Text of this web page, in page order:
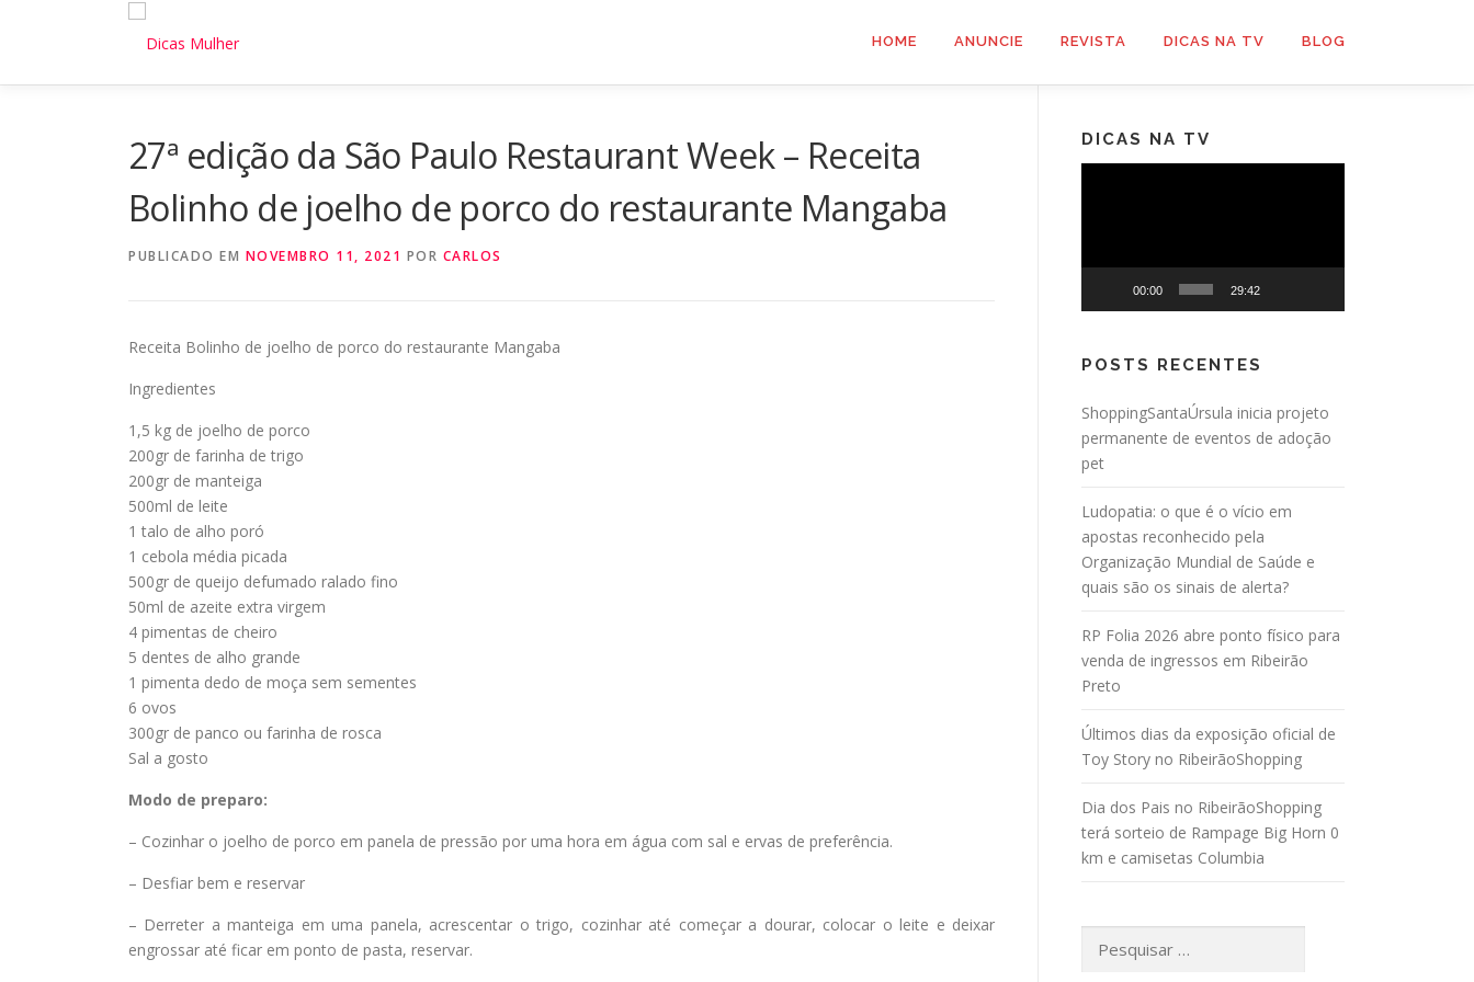
conteúdo
HOME ANUNCIE REVISTA DICAS NA TV BLOG
27ª edição da São Paulo Restaurant Week – Receita
Bolinho de joelho de porco do restaurante Mangaba
PUBLICADO EM NOVEMBRO 11, 2021 POR CARLOS
Receita Bolinho de joelho de porco do restaurante Mangaba
Ingredientes
1,5 kg de joelho de porco
200gr de farinha de trigo
200gr de manteiga
500ml de leite
1 talo de alho poró
1 cebola média picada
500gr de queijo defumado ralado fino
50ml de azeite extra virgem
4 pimentas de cheiro
5 dentes de alho grande
1 pimenta dedo de moça sem sementes
6 ovos
300gr de panco ou farinha de rosca
Sal a gosto
Modo de preparo:
– Cozinhar o joelho de porco em panela de pressão por uma hora em água com sal e ervas de preferência.
– Desfiar bem e reservar
– Derreter a manteiga em uma panela, acrescentar o trigo, cozinhar até começar a dourar, colocar o leite e deixar
engrossar até ficar em ponto de pasta, reservar.
DICAS NA TV
00:00 29:42
POSTS RECENTES
ShoppingSantaÚrsula inicia projeto
permanente de eventos de adoção
pet
Ludopatia: o que é o vício em
apostas reconhecido pela
Organização Mundial de Saúde e
quais são os sinais de alerta?
RP Folia 2026 abre ponto físico para
venda de ingressos em Ribeirão
Preto
Últimos dias da exposição oficial de
Toy Story no RibeirãoShopping
Dia dos Pais no RibeirãoShopping
terá sorteio de Rampage Big Horn 0
km e camisetas Columbia
por: